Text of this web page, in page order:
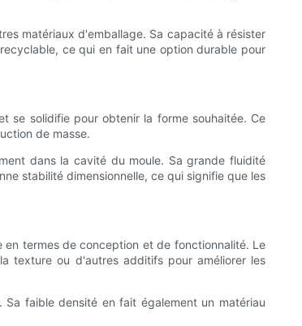
matériaux d'emballage. Sa capacité à résister
ce qui en fait une option durable pour
se solidifie pour obtenir la forme souhaitée. Ce
de masse.
dans la cavité du moule. Sa grande fluidité
stabilité dimensionnelle, ce qui signifie que les
termes de conception et de fonctionnalité. Le
texture ou d'autres additifs pour améliorer les
faible densité en fait également un matériau